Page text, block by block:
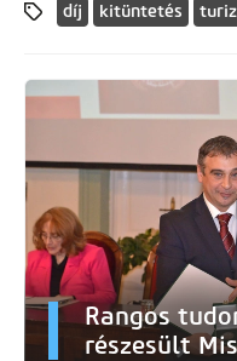
díj kitüntetés
Rangos
részesült